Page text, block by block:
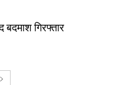
गिरफ्तार